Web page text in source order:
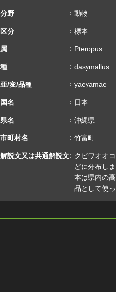
分野 動物
区分 標本
属 Pteropus
種 dasymallus
亜/変/品種 yaeyamae
国名 日本
県名 沖縄県
市町村名 竹富町
解説文又は共通解説文
クビワオオ
どに分布し
本は県内の
品として使っ